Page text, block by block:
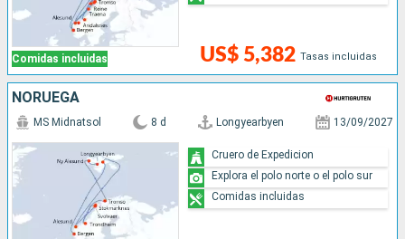
Comidas incluidas US$ 5,382 Tasas incluidas
NORUEGA
MS Midnatsol 8 d Longyearbyen 13/09/2027
Cruero de Expedicion
Explora el polo norte o el polo sur
Comidas incluidas